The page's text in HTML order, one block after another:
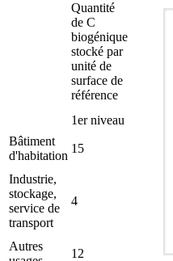
Quantité
de C
biogénique
stocké par
unité de
surface de
référence
1er niveau
Bâtiment
d'habitation
15
Industrie,
stockage,
service de
transport
4
Autres
12